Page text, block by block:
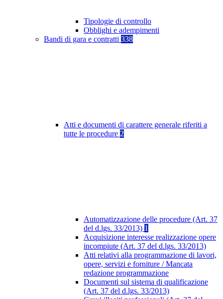
Tipologie di controllo
Obblighi e adempimenti
Bandi di gara e contratti 338
Atti e documenti di carattere generale riferiti a
tutte le procedure 2
Automatizzazione delle procedure (Art. 37
del d.lgs. 33/2013) 1
Acquisizione interesse realizzazione opere
incompiute (Art. 37 del d.lgs. 33/2013)
Atti relativi alla programmazione di lavori,
opere, servizi e forniture / Mancata
redazione programmazione
Documenti sul sistema di qualificazione
(Art. 37 del d.lgs. 33/2013)